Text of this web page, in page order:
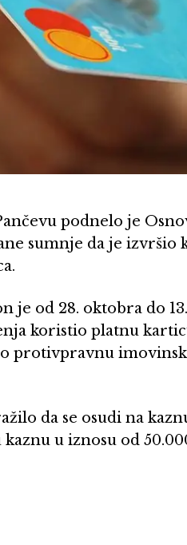
podnelo je
sumnje da je izvršio
je od 28. oktobra do
koristio platnu
protivpravnu
da se osudi na
u iznosu od